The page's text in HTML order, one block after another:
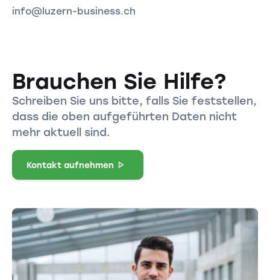
info@luzern-business.ch
Brauchen Sie Hilfe?
Schreiben Sie uns bitte, falls Sie feststellen,
dass die oben aufgeführten Daten nicht
mehr aktuell sind.
Kontakt aufnehmen